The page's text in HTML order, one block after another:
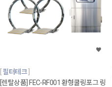
필터테크
[렌탈상품] FEC-RF001 환형쿨링포그 링